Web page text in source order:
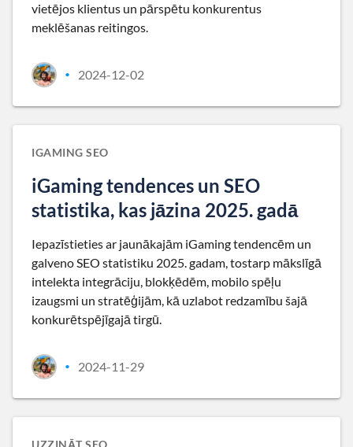
vietējos klientus un pārspētu konkurentus
meklēšanas reitingos.
• 2024-12-02
IGAMING SEO
iGaming tendences un SEO
statistika, kas jāzina 2025. gadā
Iepazīstieties ar jaunākajām iGaming tendencēm un
galveno SEO statistiku 2025. gadam, tostarp mākslīgā
intelekta integrāciju, blokķēdēm, mobilo spēļu
izaugsmi un stratēģijām, kā uzlabot redzamību šajā
konkurētspējīgajā tirgū.
• 2024-11-29
UZZINĀT SEO